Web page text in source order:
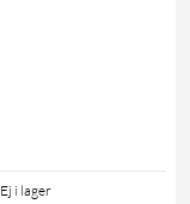
Ej i lager